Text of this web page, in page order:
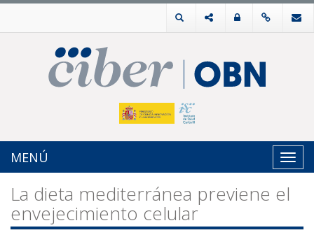
MENÚ
La dieta mediterránea previene el
envejecimiento celular